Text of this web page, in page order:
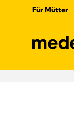
Für Mütter